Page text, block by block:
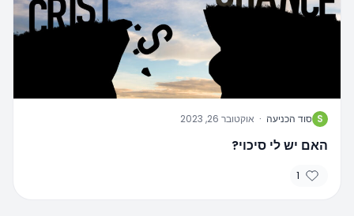
S סוד הכניעה · אוקטובר 26, 2023
האם יש לי סיכוי?
1